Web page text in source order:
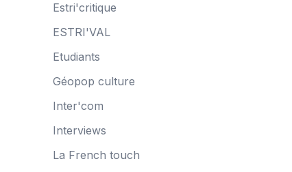
Estri'critique
ESTRI'VAL
Etudiants
Géopop culture
Inter'com
Interviews
La French touch